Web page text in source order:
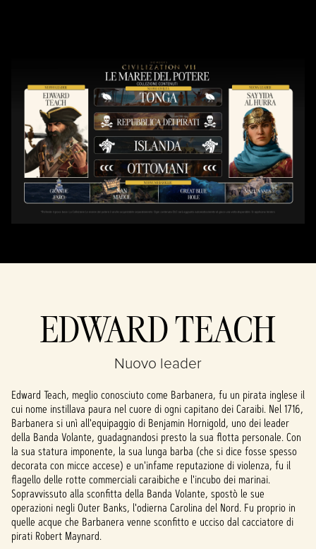
privacy di
YouTubee il
trasferimento
dei dati ai
server di
Google.
EDWARD TEACH
Nuovo leader
Edward Teach, meglio conosciuto come Barbanera, fu un pirata inglese il
cui nome instillava paura nel cuore di ogni capitano dei Caraibi. Nel 1716,
Barbanera si unì all'equipaggio di Benjamin Hornigold, uno dei leader
della Banda Volante, guadagnandosi presto la sua flotta personale. Con
la sua statura imponente, la sua lunga barba (che si dice fosse spesso
decorata con micce accese) e un'infame reputazione di violenza, fu il
flagello delle rotte commerciali caraibiche e l'incubo dei marinai.
Sopravvissuto alla sconfitta della Banda Volante, spostò le sue
operazioni negli Outer Banks, l'odierna Carolina del Nord. Fu proprio in
quelle acque che Barbanera venne sconfitto e ucciso dal cacciatore di
pirati Robert Maynard.